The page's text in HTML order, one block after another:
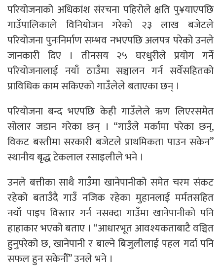
परियोजनाको अधिकांश संरचना पहिरोले क्षति पु¥याएपछि
गाउँपालिकाले विनियोजन गरेको २३ लाख बजेटले
परियोजना पुनःनिर्माण सम्भव नभएपछि अलपत्र परेको उनले
जानकारी दिए । तीनसय २५ घरधुरीले प्रयोग गर्ने
परियोजनालाई नयाँ ठाउँमा सञ्चालन गर्न सर्वेसहितको
प्राविधिक काम सकिएको गाउँलेले बताएका छन् ।
परियोजना बन्द भएपछि केही गाउँलेले ऋण लिएरसमेत
सोलार जडान गरेका छन् । “गाउँले मर्कामा परेका छन्,
विकट बस्तीमा सरकारी बजेटले प्राथमिकता पाउन सकेन”
स्थानीय बृद्ध टेकलाल रसाइलीले भने ।
उनले बत्तीका साथै गाउँमा खानेपानीको समेत चरम संकट
रहेको बताउँदै गाउँ नजिक रहेका मुहानलाई मर्मतसहित
नयाँ पाइप विस्तार गर्न नसक्दा गाउँमा खानेपानीको पनि
हाहाकार भएको बताए । “आधारभूत आवश्यकताबाटै वञ्चित
हुनुपरेको छ, खानेपानी र बाल्ने बिजुलीलाई पहल गर्दा पनि
सफल हुन सकेनौँ” उनले भने ।